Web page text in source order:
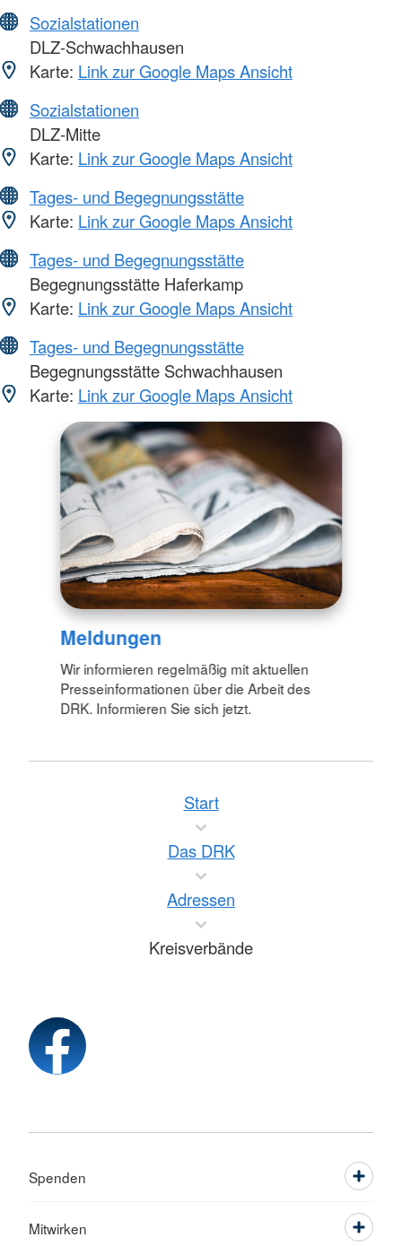
Sozialstationen
DLZ-Schwachhausen
Karte: Link zur Google Maps Ansicht
Sozialstationen
DLZ-Mitte
Karte: Link zur Google Maps Ansicht
Tages- und Begegnungsstätte
Karte: Link zur Google Maps Ansicht
Tages- und Begegnungsstätte
Begegnungsstätte Haferkamp
Karte: Link zur Google Maps Ansicht
Tages- und Begegnungsstätte
Begegnungsstätte Schwachhausen
Karte: Link zur Google Maps Ansicht
Meldungen
Wir informieren regelmäßig mit aktuellen
Presseinformationen über die Arbeit des
DRK. Informieren Sie sich jetzt.
Start
Das DRK
Adressen
Kreisverbände
Spenden
Mitwirken